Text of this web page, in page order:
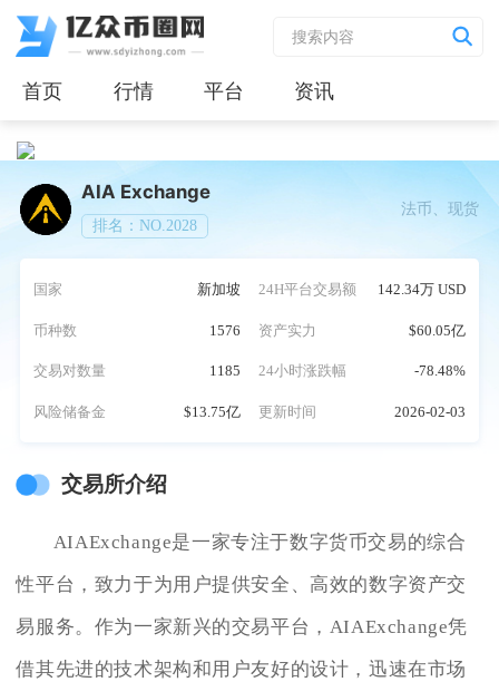
首页 行情 平台 资讯
AIA Exchange
排名：NO.2028
法币、现货
国家 新加坡 24H平台交易额 142.34万 USD
币种数 1576 资产实力 $60.05亿
交易对数量 1185 24小时涨跌幅 -78.48%
风险储备金 $13.75亿 更新时间 2026-02-03
交易所介绍
AIAExchange是一家专注于数字货币交易的综合
性平台，致力于为用户提供安全、高效的数字资产交
易服务。作为一家新兴的交易平台，AIAExchange凭
借其先进的技术架构和用户友好的设计，迅速在市场